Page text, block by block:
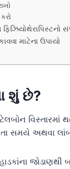
માટેના ઉપાયો
શું છે?
વિસ્તારમાં
સમયે અથવા